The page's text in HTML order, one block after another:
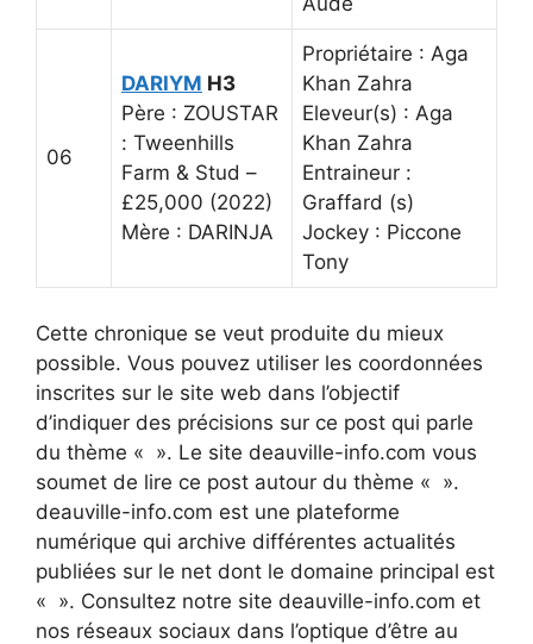
06
DARIYM H3
Père : ZOUSTAR
: Tweenhills
Farm & Stud –
£25,000 (2022)
Mère : DARINJA
Propriétaire : Aga
Khan Zahra
Eleveur(s) : Aga
Khan Zahra
Entraineur :
Graffard (s)
Jockey : Piccone
Tony
Cette chronique se veut produite du mieux
possible. Vous pouvez utiliser les coordonnées
inscrites sur le site web dans l’objectif
d’indiquer des précisions sur ce post qui parle
du thème « ». Le site deauville-info.com vous
soumet de lire ce post autour du thème « ».
deauville-info.com est une plateforme
numérique qui archive différentes actualités
publiées sur le net dont le domaine principal est
« ». Consultez notre site deauville-info.com et
nos réseaux sociaux dans l’optique d’être au